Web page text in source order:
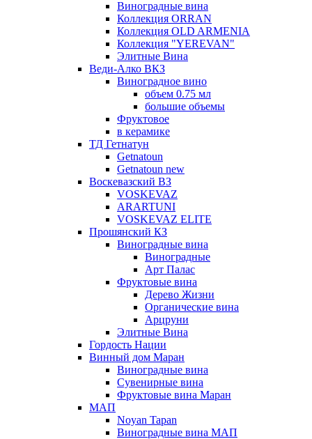
Виноградные вина
Коллекция ORRAN
Коллекция OLD ARMENIA
Коллекция "YEREVAN"
Элитные Вина
Веди-Алко ВКЗ
Виноградное вино
объем 0.75 мл
большие объемы
Фруктовое
в керамике
ТД Гетнатун
Getnatoun
Getnatoun new
Воскевазский ВЗ
VOSKEVAZ
ARARTUNI
VOSKEVAZ ELITE
Прошянский КЗ
Виноградные вина
Виноградные
Арт Палас
Фруктовые вина
Дерево Жизни
Органические вина
Арцруни
Элитные Вина
Гордость Нации
Винный дом Маран
Виноградные вина
Сувенирные вина
Фруктовые вина Маран
МАП
Noyan Tapan
Виноградные вина МАП